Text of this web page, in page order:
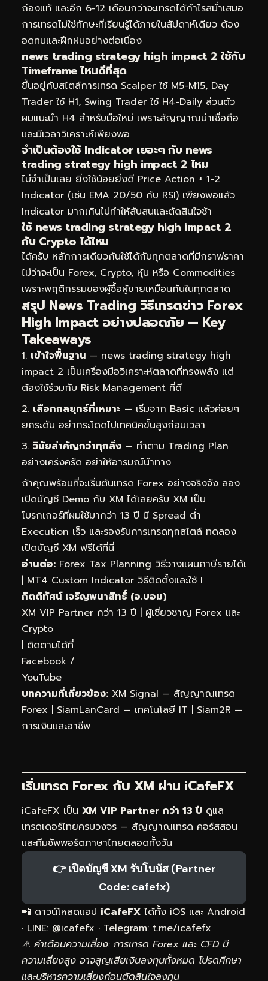
ถ่องแท้ และอีก 6-12 เดือนกว่าจะเทรดได้กำไรสม่ำเสมอ
การเทรดไม่ใช่ทักษะที่เรียนรู้ได้ภายในสัปดาห์เดียว ต้อง
อดทนและฝึกฝนอย่างต่อเนื่อง
news trading strategy high impact 2 ใช้กับ
Timeframe ไหนดีที่สุด
ขึ้นอยู่กับสไตล์การเทรด Scalper ใช้ M5-M15, Day
Trader ใช้ H1, Swing Trader ใช้ H4-Daily ส่วนตัว
ผมแนะนำ H4 สำหรับมือใหม่ เพราะสัญญาณน่าเชื่อถือ
และมีเวลาวิเคราะห์เพียงพอ
จำเป็นต้องใช้ Indicator เยอะๆ กับ news
trading strategy high impact 2 ไหม
ไม่จำเป็นเลย ยิ่งใช้น้อยยิ่งดี Price Action + 1-2
Indicator (เช่น EMA 20/50 กับ RSI) เพียงพอแล้ว
Indicator มากเกินไปทำให้สับสนและตัดสินใจช้า
ใช้ news trading strategy high impact 2
กับ Crypto ได้ไหม
ได้ครับ หลักการเดียวกันใช้ได้กับทุกตลาดที่มีกราฟราคา
ไม่ว่าจะเป็น Forex, Crypto, หุ้น หรือ Commodities
เพราะพฤติกรรมของผู้ซื้อผู้ขายเหมือนกันในทุกตลาด
สรุป News Trading วิธีเทรดข่าว Forex
High Impact อย่างปลอดภัย — Key
Takeaways
เข้าใจพื้นฐาน — news trading strategy high
impact 2 เป็นเครื่องมือวิเคราะห์ตลาดที่ทรงพลัง แต่
ต้องใช้ร่วมกับ Risk Management ที่ดี
เลือกกลยุทธ์ที่เหมาะ — เริ่มจาก Basic แล้วค่อยๆ
ยกระดับ อย่ากระโดดไปเทคนิคขั้นสูงก่อนเวลา
วินัยสำคัญกว่าทุกสิ่ง — ทำตาม Trading Plan
อย่างเคร่งครัด อย่าให้อารมณ์นำทาง
ถ้าคุณพร้อมที่จะเริ่มต้นเทรด Forex อย่างจริงจัง ลอง
เปิดบัญชี Demo กับ XM ได้เลยครับ XM เป็น
โบรกเกอร์ที่ผมใช้มากว่า 13 ปี มี Spread ต่ำ
Execution เร็ว และรองรับการเทรดทุกสไตล์ ทดลอง
เปิดบัญชี XM ฟรีได้ที่นี่
อ่านต่อ: Forex Tax Planning วิธีวางแผนภาษีรายได้เ
| MT4 Custom Indicator วิธีติดตั้งและใช้ I
กิตติทัศน์ เจริญพนาสิทธิ์ (อ.บอม)
XM VIP Partner กว่า 13 ปี | ผู้เชี่ยวชาญ Forex และ
Crypto
| ติดตามได้ที่
Facebook /
YouTube
บทความที่เกี่ยวข้อง: XM Signal — สัญญาณเทรด
Forex | SiamLanCard — เทคโนโลยี IT | Siam2R —
การเงินและอาชีพ
เริ่มเทรด Forex กับ XM ผ่าน iCafeFX
iCafeFX เป็น XM VIP Partner กว่า 13 ปี ดูแล
เทรดเดอร์ไทยครบวงจร — สัญญาณเทรด คอร์สสอน
และทีมซัพพอร์ตภาษาไทยตลอดทั้งวัน
👉 เปิดบัญชี XM รับโบนัส (Partner
Code: cafefx)
📲 ดาวน์โหลดแอป iCafeFX ได้ทั้ง iOS และ Android
· LINE: @icafefx · Telegram: t.me/icafefx
⚠️ คำเตือนความเสี่ยง: การเทรด Forex และ CFD มี
ความเสี่ยงสูง อาจสูญเสียเงินลงทุนทั้งหมด โปรดศึกษา
และบริหารความเสี่ยงก่อนตัดสินใจลงทุน